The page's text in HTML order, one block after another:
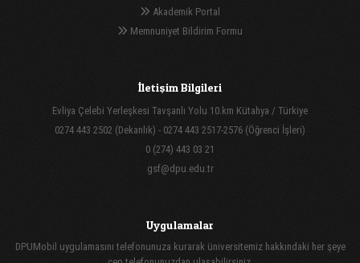
Akademik Portal
Memnuniyet Bildirim Formu
İletişim Bilgileri
Evliya Çelebi Yerleşkesi Tavşanlı Yolu 10.km Kütahya / Türkiye
0274 443 2502 (Dekanlık) - 0274 443 2517-2576 (Öğrenci İşleri)
0 (274) 443 03 21
gsf@dpu.edu.tr
Uygulamalar
DPUMobil uygulamasını telefonunuza kurarak üniversitemiz hakkındaki her şeye